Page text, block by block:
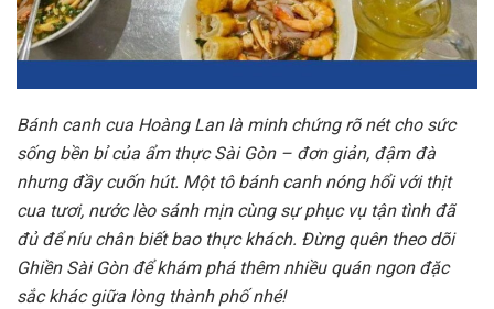
Bánh canh cua Hoàng Lan là minh chứng rõ nét cho sức
sống bền bỉ của ẩm thực Sài Gòn – đơn giản, đậm đà
nhưng đầy cuốn hút. Một tô bánh canh nóng hổi với thịt
cua tươi, nước lèo sánh mịn cùng sự phục vụ tận tình đã
đủ để níu chân biết bao thực khách. Đừng quên theo dõi
Ghiền Sài Gòn để khám phá thêm nhiều quán ngon đặc
sắc khác giữa lòng thành phố nhé!